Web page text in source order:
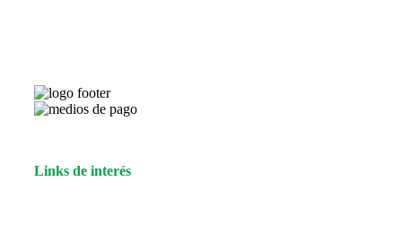
Links de interés